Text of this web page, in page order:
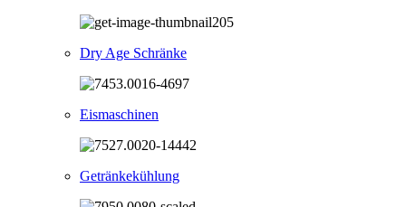
Dry Age Schränke
Eismaschinen
Getränkekühlung